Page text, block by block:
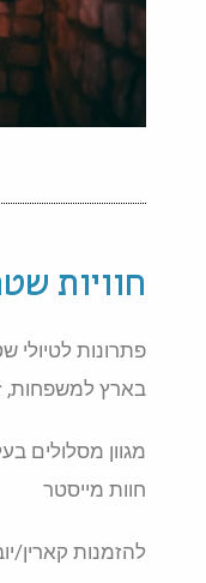
חוויות
פתרונות לטיולי
בארץ למשפחות,
מגוון מסלולים
חוות מייסטר
להזמנות קארין/